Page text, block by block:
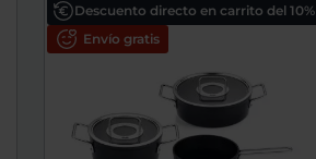
Descuento directo en carrito del 10%
Envío gratis